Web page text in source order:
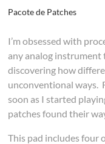
Pacote de Patches
I’m obsessed with
any analog instrument
discovering how
unconventional ways.
soon as I started
patches found their
This pad includes four